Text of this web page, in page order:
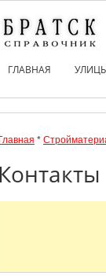
ГЛАВНАЯ
Главная *